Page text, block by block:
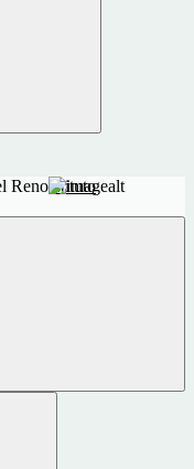
Istituto